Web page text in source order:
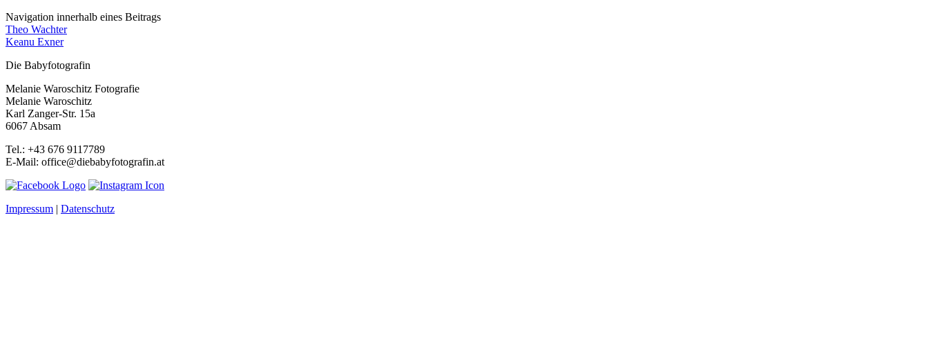
Navigation innerhalb eines Beitrags
Theo Wachter
Keanu Exner
Die Babyfotografin
Melanie Waroschitz Fotografie
Melanie Waroschitz
Karl Zanger-Str. 15a
6067 Absam
Tel.: +43 676 9117789
E-Mail: office@diebabyfotografin.at
Impressum | Datenschutz